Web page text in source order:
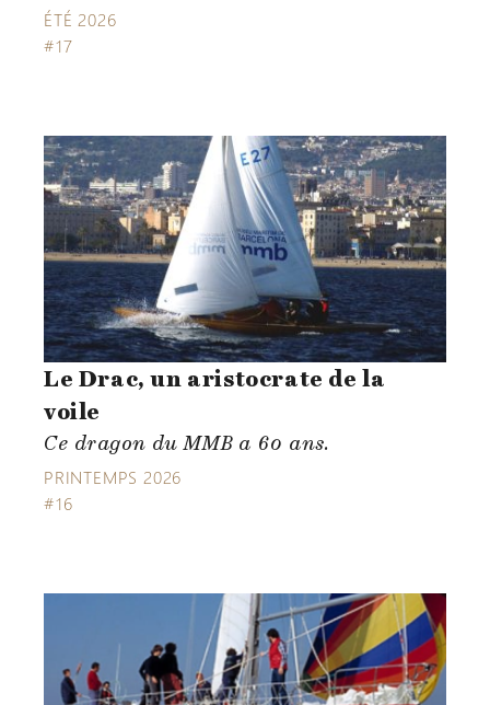
ÉTÉ 2026
#17
Le Drac, un aristocrate de la
voile
Ce dragon du MMB a 60 ans.
PRINTEMPS 2026
#16